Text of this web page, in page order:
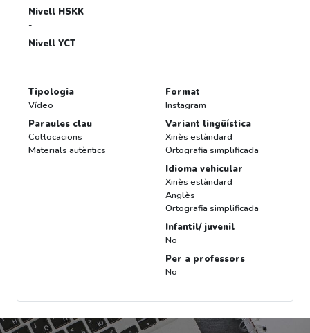
Nivell HSKK
-
Nivell YCT
-
Tipologia
Vídeo
Paraules clau
Col·locacions
Materials autèntics
Format
Instagram
Variant lingüística
Xinès estàndard
Ortografia simplificada
Idioma vehicular
Xinès estàndard
Anglès
Ortografia simplificada
Infantil/ juvenil
No
Per a professors
No